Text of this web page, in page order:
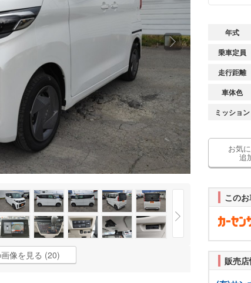
像を見る (20)
年式
乗車定員
走行距離
車体色
ミッション
お気
追
この
販売